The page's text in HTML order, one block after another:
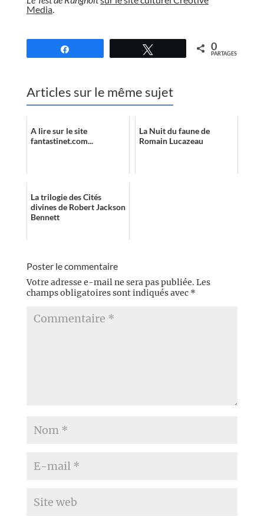
Media.
0
PARTAGES
Articles sur le même sujet
A lire sur le site
fantastinet.com...
La Nuit du faune de
Romain Lucazeau
La trilogie des Cités
divines de Robert Jackson
Bennett
Poster le commentaire
Votre adresse e-mail ne sera pas publiée. Les
champs obligatoires sont indiqués avec *